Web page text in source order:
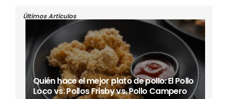
Últimos Artículos
Quién hace el mejor plato de pollo: El Pollo
Loco vs. Pollos Frisby vs. Pollo Campero